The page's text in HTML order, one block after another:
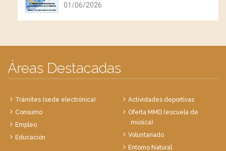
01/06/2026
Áreas Destacadas
Trámites (sede electrónica)
Consumo
Empleo
Educación
Actividades deportivas
Oferta MMD (escuela de
música)
Voluntariado
Entorno Natural